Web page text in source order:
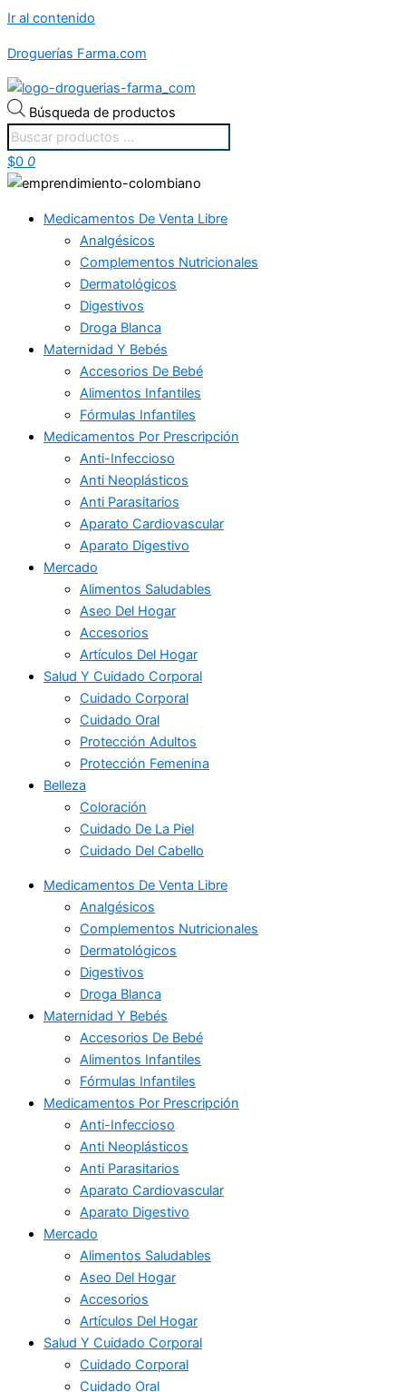
Ir al contenido
Droguerías Farma.com
Búsqueda de productos
$0 0
Medicamentos De Venta Libre
Analgésicos
Complementos Nutricionales
Dermatológicos
Digestivos
Droga Blanca
Maternidad Y Bebés
Accesorios De Bebé
Alimentos Infantiles
Fórmulas Infantiles
Medicamentos Por Prescripción
Anti-Infeccioso
Anti Neoplásticos
Anti Parasitarios
Aparato Cardiovascular
Aparato Digestivo
Mercado
Alimentos Saludables
Aseo Del Hogar
Accesorios
Artículos Del Hogar
Salud Y Cuidado Corporal
Cuidado Corporal
Cuidado Oral
Protección Adultos
Protección Femenina
Belleza
Coloración
Cuidado De La Piel
Cuidado Del Cabello
Medicamentos De Venta Libre
Analgésicos
Complementos Nutricionales
Dermatológicos
Digestivos
Droga Blanca
Maternidad Y Bebés
Accesorios De Bebé
Alimentos Infantiles
Fórmulas Infantiles
Medicamentos Por Prescripción
Anti-Infeccioso
Anti Neoplásticos
Anti Parasitarios
Aparato Cardiovascular
Aparato Digestivo
Mercado
Alimentos Saludables
Aseo Del Hogar
Accesorios
Artículos Del Hogar
Salud Y Cuidado Corporal
Cuidado Corporal
Cuidado Oral